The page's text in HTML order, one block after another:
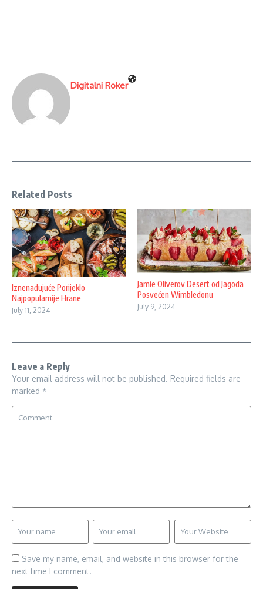
Digitalni Roker
Related Posts
Iznenađujuće Porijeklo
Najpopularnije Hrane
July 11, 2024
Jamie Oliverov Desert od Jagoda
Posvećen Wimbledonu
July 9, 2024
Leave a Reply
Your email address will not be published. Required fields are
marked *
Save my name, email, and website in this browser for the
next time I comment.